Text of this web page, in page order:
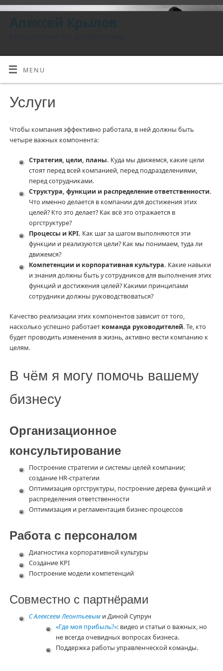
MENU
Услуги
Чтобы компания эффективно работала, в ней должны быть
четыре важных компонента:
Стратегия, цели, планы. Куда мы движемся, какие цели
стоят перед всей компанией, перед подразделениями,
перед сотрудниками.
Структура, функции и распределение ответственности.
Что именно делается в компании для достижения этих
целей? Кто это делает? Как всё это отражается в
оргструктуре?
Процессы и KPI. Как шаг за шагом выполняются эти
функции и реализуются цели? Как мы понимаем, туда ли
движемся?
Компетенции и корпоративная культура. Какие навыки
и знания должны быть у сотрудников для выполнения этих
функций и достижения целей? Какими принципами
сотрудники должны руководствоваться?
Качество реализации этих компонентов зависит от того,
насколько успешно работает команда руководителей. Те, кто
будет проводить изменения в жизнь, активно вести компанию к
целям.
В чём я могу помочь вашему
бизнесу
Организационное
консультирование
Построение стратегии и системы целей компании;
создание HR-стратегии
Оптимизация оргструктуры, построение дерева функций и
распределения ответственности
Оптимизация и регламентация бизнес-процессов
Работа с персоналом
Диагностика корпоративной культуры
Создание KPI
Построение модели компетенций
Совместно с партнёрами
С Алексеем Леонтьевыми Диной Супрун
«Где моя прибыль?»: видео и статьи о важных, но
не всегда очевидных вопросах бизнеса.
Поддержка работы управленческой команды.